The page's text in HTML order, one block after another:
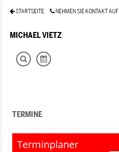
STARTSEITE NEHMEN SIE KONTAKT AUF
MICHAEL VIETZ
TERMINE
Terminplaner